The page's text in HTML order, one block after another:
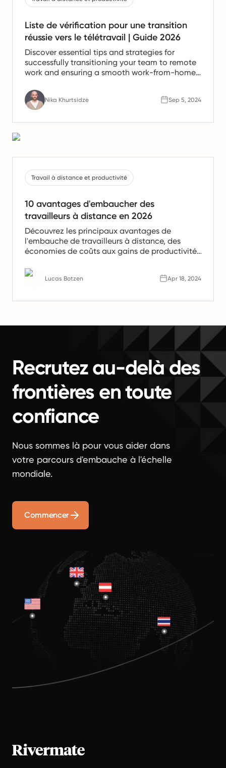
Liste de vérification pour une transition
réussie vers le télétravail | Guide 2026
Discover essential tips and strategies for
successfully transitioning your team to remote
work and ensuring a smooth work-from-home
Nika Khurtsidze Sep 5, 2024
Travail à distance et productivité
10 avantages d'embaucher des
travailleurs à distance en 2026
Découvrez les principaux avantages de
l'embauche de travailleurs à distance, des
économies de coûts aux gains de productivité.
l'avenir du travail.
Lucas Botzen Apr 18, 2024
Recrutez au-delà des
frontières en toute
confiance
Nous sommes là pour vous aider dans
votre parcours d'embauche à l'échelle
mondiale.
Commencer